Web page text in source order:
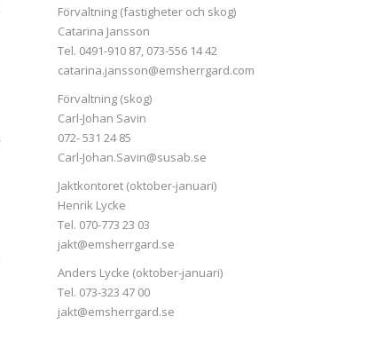
Förvaltning (fastigheter och skog)
Catarina Jansson
Tel. 0491-910 87, 073-556 14 42
catarina.jansson@emsherrgard.com
Förvaltning (skog)
Carl-Johan Savin
072- 531 24 85
Carl-Johan.Savin@susab.se
Jaktkontoret (oktober-januari)
Henrik Lycke
Tel. 070-773 23 03
jakt@emsherrgard.se
Anders Lycke (oktober-januari)
Tel. 073-323 47 00
jakt@emsherrgard.se